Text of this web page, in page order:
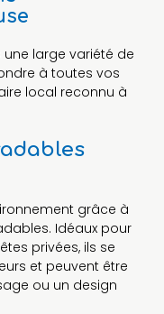
large variété de
à toutes vos
local reconnu à
grâce à
Idéaux pour
privées, ils se
et peuvent être
ou un design